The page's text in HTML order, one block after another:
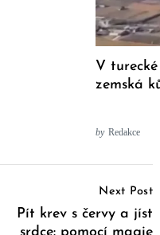
V
zemská
by Redakce
Next Post
Pít krev s červy a jíst